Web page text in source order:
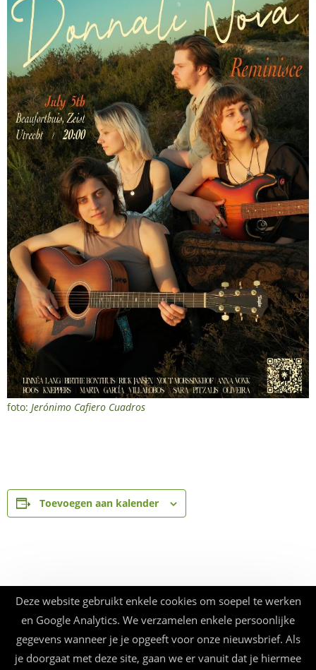
foto: Jerónimo Cafiero Cuadros
Toevoegen aan kalender
Deze website gebruikt enkele cookies om soepel te werken
en Google Analytics. We verzamelen enkele persoonlijke
gegevens wanneer je je opgeeft voor onze nieuwsbrief. Als
je doorgaat met deze site, gaan we er vanuit dat je hiermee